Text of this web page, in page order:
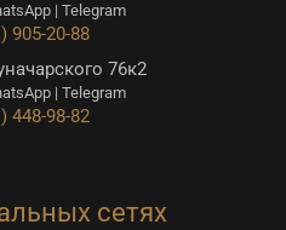
| Telegram
905-20-88
76к2
| Telegram
448-98-82
сетях